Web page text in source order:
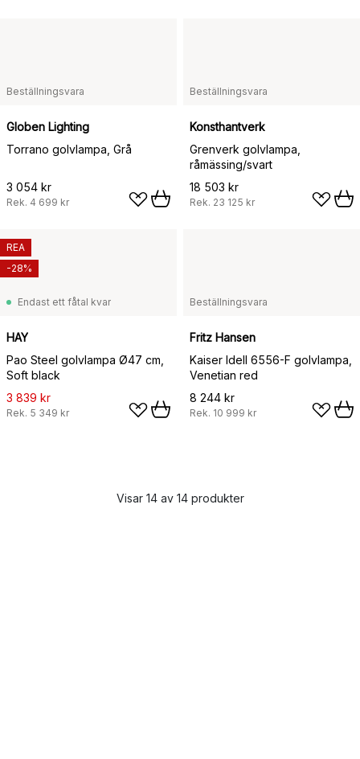
Beställningsvara
Globen Lighting
Torrano golvlampa, Grå
3 054 kr
Rek. 4 699 kr
Beställningsvara
Konsthantverk
Grenverk golvlampa,
råmässing/svart
18 503 kr
Rek. 23 125 kr
Endast ett fåtal kvar
HAY
Pao Steel golvlampa Ø47 cm,
Soft black
3 839 kr
Rek. 5 349 kr
REA
-28%
Beställningsvara
Fritz Hansen
Kaiser Idell 6556-F golvlampa,
Venetian red
8 244 kr
Rek. 10 999 kr
Visar 14 av 14 produkter